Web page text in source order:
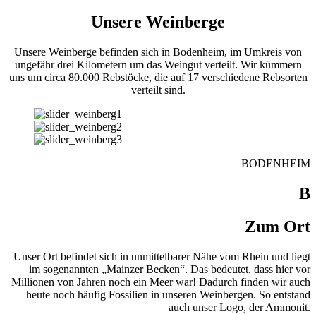
Unsere Weinberge
Unsere Weinberge befinden sich in Bodenheim, im Umkreis von
ungefähr drei Kilometern um das Weingut verteilt. Wir kümmern
uns um circa 80.000 Rebstöcke, die auf 17 verschiedene Rebsorten
verteilt sind.
BODENHEIM
B
Zum Ort
Unser Ort befindet sich in unmittelbarer Nähe vom Rhein und liegt
im sogenannten „Mainzer Becken“. Das bedeutet, dass hier vor
Millionen von Jahren noch ein Meer war! Dadurch finden wir auch
heute noch häufig Fossilien in unseren Weinbergen. So entstand
auch unser Logo, der Ammonit.